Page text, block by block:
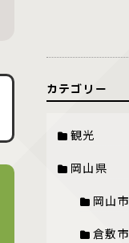
カテゴリー
観光
岡山県
岡山市
倉敷市